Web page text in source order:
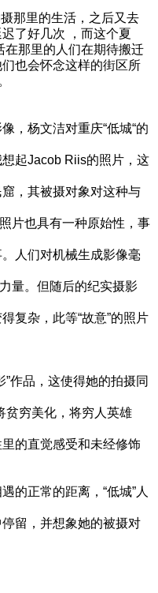
那里的生活，之后又去
了好几次 ，而这个夏
那里的人们在期待搬迁
也会怀念这样的街区所
，杨文洁对重庆“低城“的
起Jacob Riis的照片，这
，其被摄对象对这种与
片也具有一种原始性，事
人们对机械生成影像毫
量。但随后的纪实摄影
复杂，此等“故意”的照片
作品，这使得她的拍摄同
贫穷美化，将穷人英雄
的直觉感受和未经修饰
的正常的距离，“低城”人
留，并想象她的被摄对